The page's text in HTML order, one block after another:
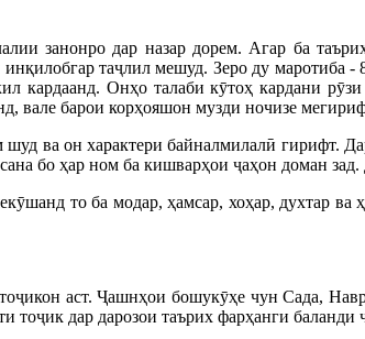
занонро дар назар дорем. Агар ба
таҷлил мешуд. Зеро ду маротиба
кардаанд. Онҳо талаби кӯтоҳ кардани
вале барои корҳояшон музди ночизе
ва он характери байналмилалӣ
бо ҳар ном ба кишварҳои ҷаҳон доман
то ба модар, ҳамсар, хоҳар, духтар
аст. Ҷашнҳои бошукӯҳе чун Сада,
дар дарозои таърих фарҳанги